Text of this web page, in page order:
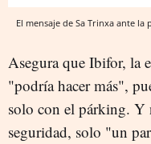
El mensaje de Sa Trinxa ante
Asegura que Ibifor, la
"podría hacer más",
solo con el párking. Y
seguridad, solo "un